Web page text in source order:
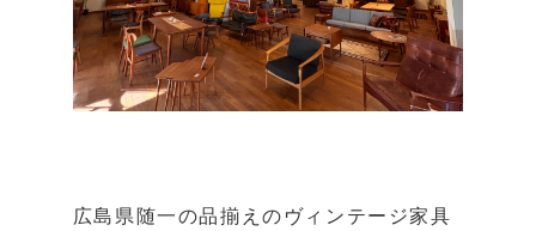
広島県随一の品揃えのヴィンテージ家具